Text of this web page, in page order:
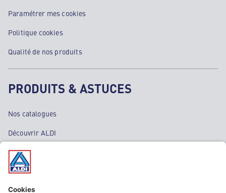
Paramétrer mes cookies
Politique cookies
Qualité de nos produits
PRODUITS & ASTUCES
Nos catalogues
Découvrir ALDI
Nos bons plans
Nos rayons
Nos marques